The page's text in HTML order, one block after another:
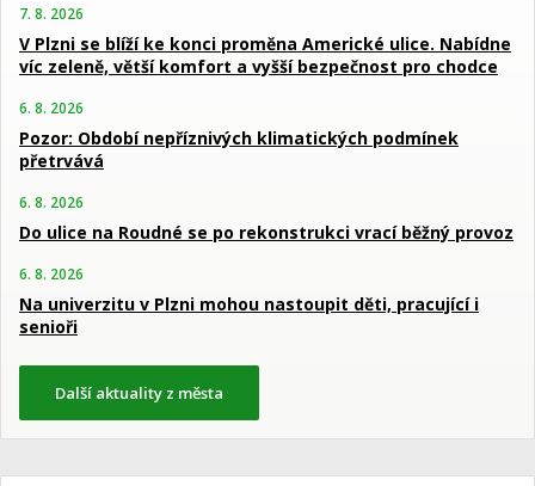
7. 8. 2026
V Plzni se blíží ke konci proměna Americké ulice. Nabídne
víc zeleně, větší komfort a vyšší bezpečnost pro chodce
6. 8. 2026
Pozor: Období nepříznivých klimatických podmínek
přetrvává
6. 8. 2026
Do ulice na Roudné se po rekonstrukci vrací běžný provoz
6. 8. 2026
Na univerzitu v Plzni mohou nastoupit děti, pracující i
senioři
Další aktuality z města